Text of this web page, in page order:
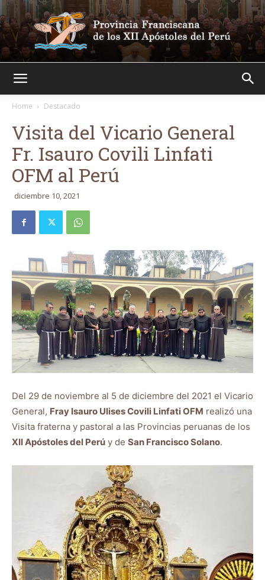
Home
Destacado
Visita del Vicario General
Fr. Isauro Covili Linfati
OFM al Perú
diciembre 10, 2021
Del 29 de noviembre al 5 de diciembre del 2021 el Vicario
General, Fray Isauro Ulises Covili Linfati OFM realizó una
Visita fraterna y pastoral a las Provincias peruanas de los
XII Apóstoles del Perú y de San Francisco Solano.